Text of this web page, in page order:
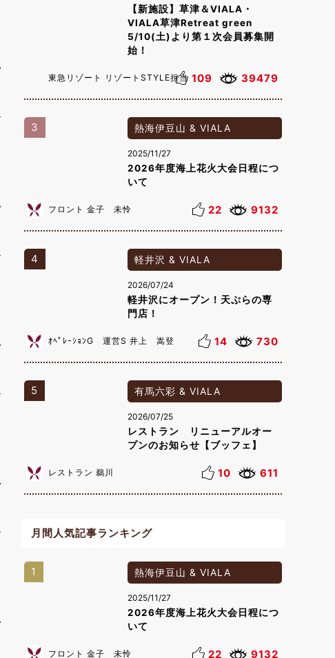
【新施設】草津＆VIALA・
VIALA草津Retreat green
5/10(土)より第１次会員募集開
始！
東急リゾート リゾートSTYLE担当 109 39479
3 熱海伊豆山 & VIALA
2025/11/27
2026年度海上花火大会日程につ
いて
フロント 金子 未怜 22 9132
4 軽井沢 & VIALA
2026/07/24
軽井沢にオープン！天ぷらの専
門店！
ｵﾍﾟﾚｰｼｮﾝG 運営S 井上 嵩登 14 730
5 有馬六彩 & VIALA
2026/07/25
レストラン リニューアルオー
プンのお知らせ【ブッフェ】
レストラン 鵜川 10 611
月間人気記事ランキング
1 熱海伊豆山 & VIALA
2025/11/27
2026年度海上花火大会日程につ
いて
フロント 金子 未怜 22 9132